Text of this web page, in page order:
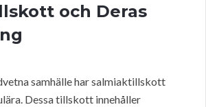
och Deras
samhälle har salmiaktillskott
Dessa tillskott innehåller